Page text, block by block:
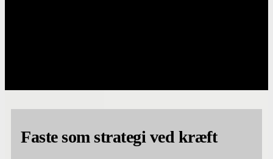
Faste som strategi ved kræft